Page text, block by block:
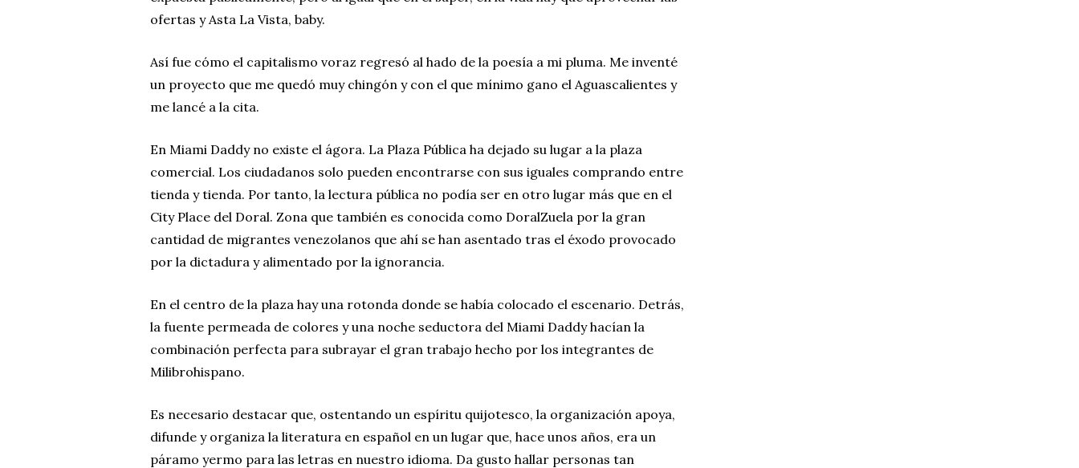
ofertas y Asta La Vista, baby.
Así fue cómo el capitalismo voraz regresó al hado de la poesía a mi pluma. Me inventé
un proyecto que me quedó muy chingón y con el que mínimo gano el Aguascalientes y
me lancé a la cita.
En Miami Daddy no existe el ágora. La Plaza Pública ha dejado su lugar a la plaza
comercial. Los ciudadanos solo pueden encontrarse con sus iguales comprando entre
tienda y tienda. Por tanto, la lectura pública no podía ser en otro lugar más que en el
City Place del Doral. Zona que también es conocida como DoralZuela por la gran
cantidad de migrantes venezolanos que ahí se han asentado tras el éxodo provocado
por la dictadura y alimentado por la ignorancia.
En el centro de la plaza hay una rotonda donde se había colocado el escenario. Detrás,
la fuente permeada de colores y una noche seductora del Miami Daddy hacían la
combinación perfecta para subrayar el gran trabajo hecho por los integrantes de
Milibrohispano.
Es necesario destacar que, ostentando un espíritu quijotesco, la organización apoya,
difunde y organiza la literatura en español en un lugar que, hace unos años, era un
páramo yermo para las letras en nuestro idioma. Da gusto hallar personas tan